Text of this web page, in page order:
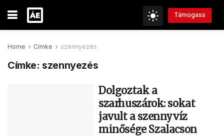
Támogass
Home Címke szennyezés
Címke: szennyezés
Dolgoztak a
szarhuszárok: sokat
javult a szennyvíz
minősége Szalacson